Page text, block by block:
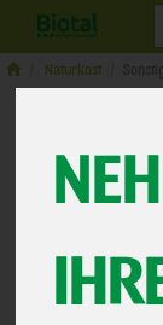
Naturkost